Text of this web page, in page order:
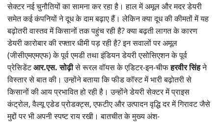
National
Latest News
Agriculture Conclave and NACOF
Awards 2022
Agri Start-Ups
Language
सेक्टर नई चुनौतियों का सामना कर रहा है। हाल में अमूल और मदर डेयरी
समेत कई कंपनियों ने दूध के दाम बढ़ाए हैं। लेकिन क्या दूध की कीमतों में यह
बढ़ोतरी वास्तव में किसानों तक पहुंच रही है? क्या बढ़ती लागत के कारण
डेयरी कारोबार की रफ्तार धीमी पड़ रही है? इन सवालों पर अमूल
(जीसीएमएमएफ) के पूर्व एमडी तथा इंडियन डेयरी एसोसिएशन के पूर्व
प्रेसिडेंटआर.एस. सोढ़ीसे रूरल वॉयस के एडिटर-इन-चीफहरवीर सिंहने
विस्तार से बात की। उन्होंने बताया कि फीड कॉस्ट में भारी बढ़ोतरी से
किसानों की आय प्रभावित हो रही है। उन्होंने डेयरी सेक्टर में प्राइस
कंट्रोल, वैल्यू एडेड प्रोडक्ट्स, एफटीए और उत्पादन वृद्धि दर में गिरावट जैसे
मुद्दों पर भी अपनी स्पष्ट राय रखी। बातचीत के मुख्य अंश-